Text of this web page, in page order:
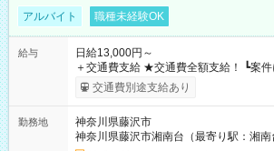
アルバイト 職種未経験OK
給与
日給13,000円～
＋交通費支給 ★交通費全額支給！ ┗案件により規定あり ★日払
いOK！（規定あり） ┗働いたその日に
ンビニATMから 日払い分を引き落とせます！ 【試用
交通費別途支給あり
勤務地
神奈川県藤沢市
神奈川県藤沢市湘南台（最寄り駅：湘南